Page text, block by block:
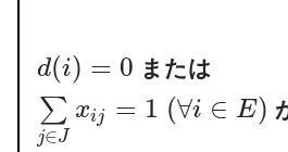
d(i) = 0 または
∑
j∈J
xij = 1 (∀i ∈ E)